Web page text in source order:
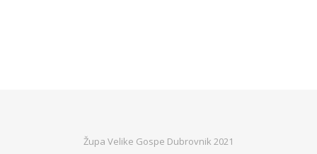
Župa Velike Gospe Dubrovnik 2021